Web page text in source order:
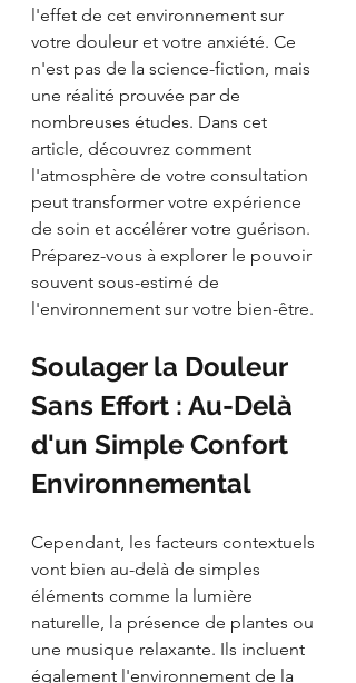
l'effet de cet environnement sur
votre douleur et votre anxiété. Ce
n'est pas de la science-fiction, mais
une réalité prouvée par de
nombreuses études. Dans cet
article, découvrez comment
l'atmosphère de votre consultation
peut transformer votre expérience
de soin et accélérer votre guérison.
Préparez-vous à explorer le pouvoir
souvent sous-estimé de
l'environnement sur votre bien-être.
Soulager la Douleur
Sans Effort : Au-Delà
d'un Simple Confort
Environnemental
Cependant, les facteurs contextuels
vont bien au-delà de simples
éléments comme la lumière
naturelle, la présence de plantes ou
une musique relaxante. Ils incluent
également l'environnement de la